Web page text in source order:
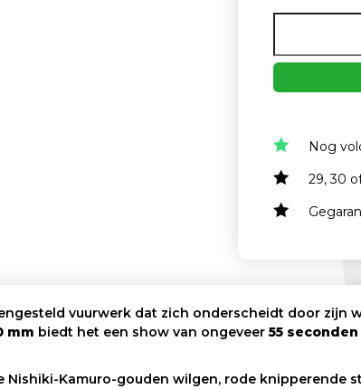
Nog
29, 30
vuurwerk dat zich onderscheidt door zijn
mm biedt het een show van ongeveer 55 seconden
Kamuro-gouden wilgen, rode knipperende